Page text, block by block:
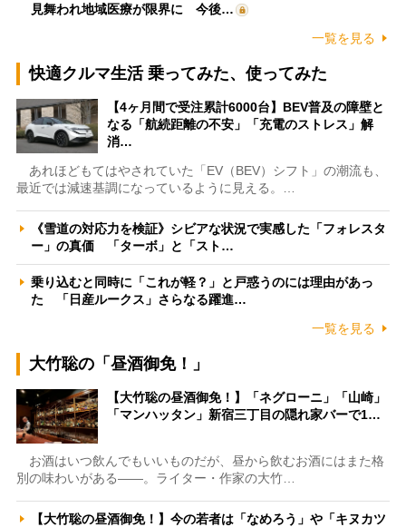
見舞われ地域医療が限界に 今後…
一覧を見る
快適クルマ生活 乗ってみた、使ってみた
【4ヶ月間で受注累計6000台】BEV普及の障壁と
なる「航続距離の不安」「充電のストレス」解
消…
あれほどもてはやされていた「EV（BEV）シフト」の潮流も、
最近では減速基調になっているように見える。…
《雪道の対応力を検証》シビアな状況で実感した「フォレスタ
ー」の真価 「ターボ」と「スト…
乗り込むと同時に「これが軽？」と戸惑うのには理由があっ
た 「日産ルークス」さらなる躍進…
一覧を見る
大竹聡の「昼酒御免！」
【大竹聡の昼酒御免！】「ネグローニ」「山崎」
「マンハッタン」新宿三丁目の隠れ家バーで1…
お酒はいつ飲んでもいいものだが、昼から飲むお酒にはまた格
別の味わいがある――。ライター・作家の大竹…
【大竹聡の昼酒御免！】今の若者は「なめろう」や「キヌカツ